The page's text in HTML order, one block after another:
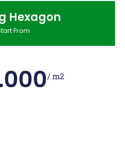
Hexagon
From
/ m2